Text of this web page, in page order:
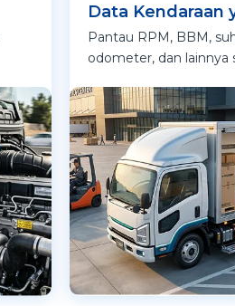
Data Kendaraan
Pantau RPM, BBM,
odometer, dan lainnya